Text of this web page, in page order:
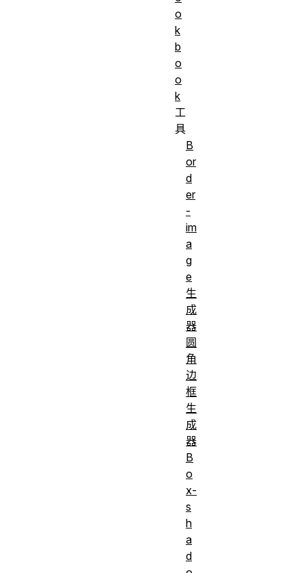
o
k
b
o
o
k
工
具
B
or
d
er
-
im
a
g
e
生
成
器
圆
角
边
框
生
成
器
B
o
x-
s
h
a
d